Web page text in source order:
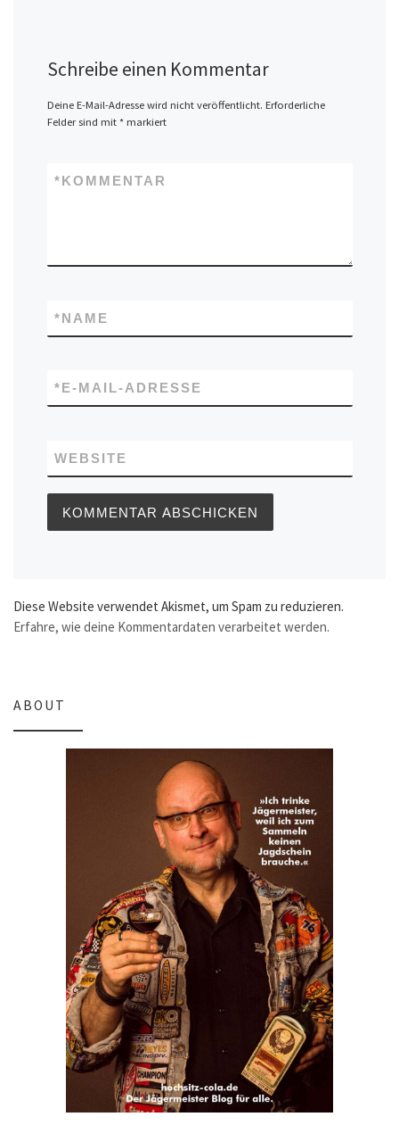
Schreibe einen Kommentar
Deine E-Mail-Adresse wird nicht veröffentlicht. Erforderliche
Felder sind mit *markiert
KOMMENTAR
*
NAME
*
E-MAIL-ADRESSE
*
WEBSITE
Diese Website verwendet Akismet, um Spam zu reduzieren.
Erfahre, wie deine Kommentardaten verarbeitet werden.
ABOUT